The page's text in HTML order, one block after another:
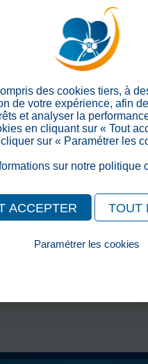
Ce projet
espace
forme
Cette
Un grand
leur
accueil
> Retour
des cookies tiers, à
de votre expérience, afin
et analyser la
en cliquant sur « Tout
sur « Paramétrer les
sur notre politique
ACCEPTER TOUT
Paramétrer les cookies